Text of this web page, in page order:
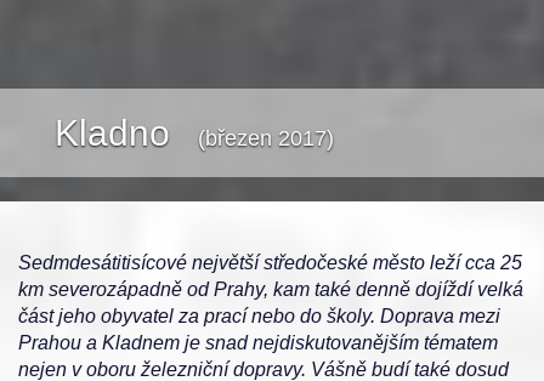
Kladno (březen 2017)
Sedmdesátitisícové největší středočeské město leží cca 25
km severozápadně od Prahy, kam také denně dojíždí velká
část jeho obyvatel za prací nebo do školy. Doprava mezi
Prahou a Kladnem je snad nejdiskutovanějším tématem
nejen v oboru železniční dopravy. Vášně budí také dosud